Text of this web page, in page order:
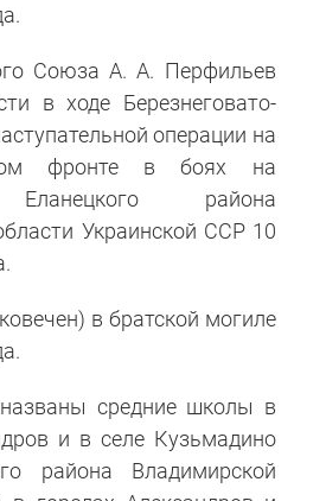
Союза А. А. Перфильев
в ходе Березнеговато-
операции на
фронте в боях на
Еланецкого района
Украинской ССР 10
в братской могиле
средние школы в
и в селе Кузьмадино
района Владимирской